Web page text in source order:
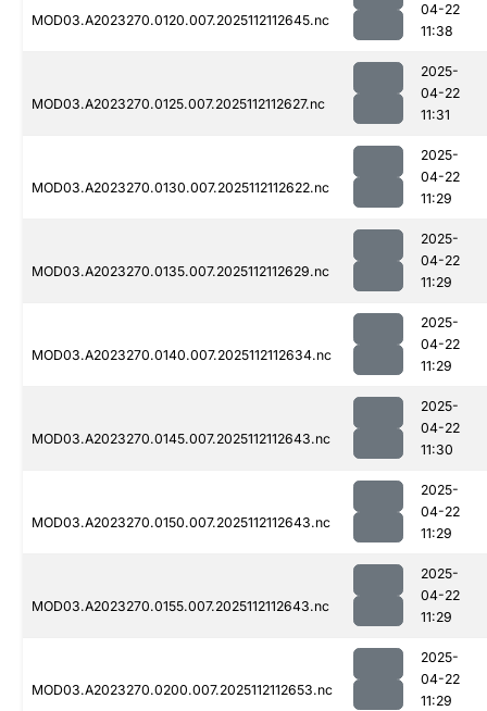
MOD03.A2023270.0120.007.2025112112645.nc
04-22
11:38
MOD03.A2023270.0125.007.2025112112627.nc
2025-
04-22
11:31
MOD03.A2023270.0130.007.2025112112622.nc
2025-
04-22
11:29
MOD03.A2023270.0135.007.2025112112629.nc
2025-
04-22
11:29
MOD03.A2023270.0140.007.2025112112634.nc
2025-
04-22
11:29
MOD03.A2023270.0145.007.2025112112643.nc
2025-
04-22
11:30
MOD03.A2023270.0150.007.2025112112643.nc
2025-
04-22
11:29
MOD03.A2023270.0155.007.2025112112643.nc
2025-
04-22
11:29
MOD03.A2023270.0200.007.2025112112653.nc
2025-
04-22
11:29